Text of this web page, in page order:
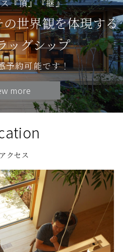
『頂』『継』
世界観を体現する
ッグシップ
予約可能です！
more
アクセス